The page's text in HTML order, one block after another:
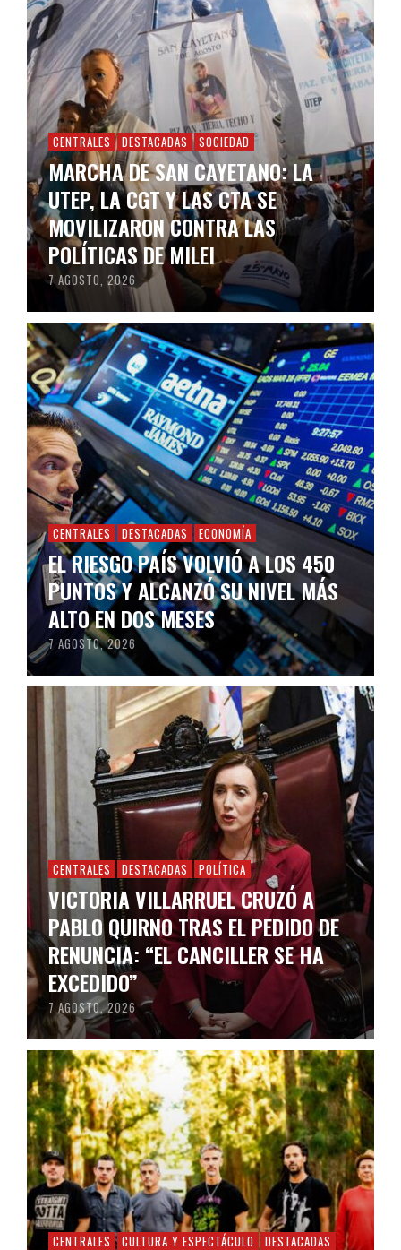
CENTRALES DESTACADAS SOCIEDAD
MARCHA DE SAN CAYETANO: LA
UTEP, LA CGT Y LAS CTA SE
MOVILIZARON CONTRA LAS
POLÍTICAS DE MILEI
7 AGOSTO, 2026
CENTRALES DESTACADAS ECONOMÍA
EL RIESGO PAÍS VOLVIÓ A LOS 450
PUNTOS Y ALCANZÓ SU NIVEL MÁS
ALTO EN DOS MESES
7 AGOSTO, 2026
CENTRALES DESTACADAS POLÍTICA
VICTORIA VILLARRUEL CRUZÓ A
PABLO QUIRNO TRAS EL PEDIDO DE
RENUNCIA: “EL CANCILLER SE HA
EXCEDIDO”
7 AGOSTO, 2026
CENTRALES CULTURA Y ESPECTÁCULO DESTACADAS